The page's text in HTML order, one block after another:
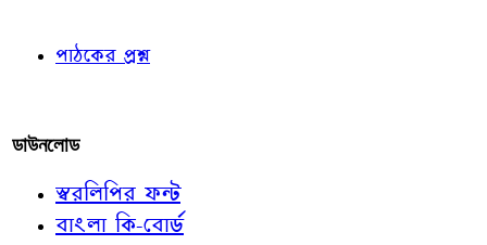
পাঠকের প্রশ্ন
ডাউনলোড
স্বরলিপির ফন্ট
বাংলা কি-বোর্ড